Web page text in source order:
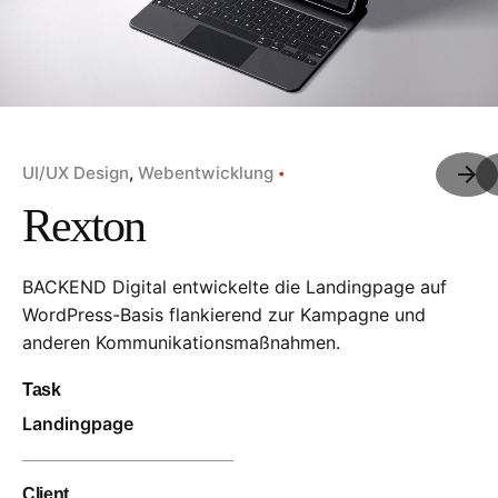
UI/UX Design Webentwicklung
Rexton
BACKEND Digital entwickelte die Landingpage auf
WordPress-Basis flankierend zur Kampagne und
anderen Kommunikationsmaßnahmen.
Task
Landingpage
Client